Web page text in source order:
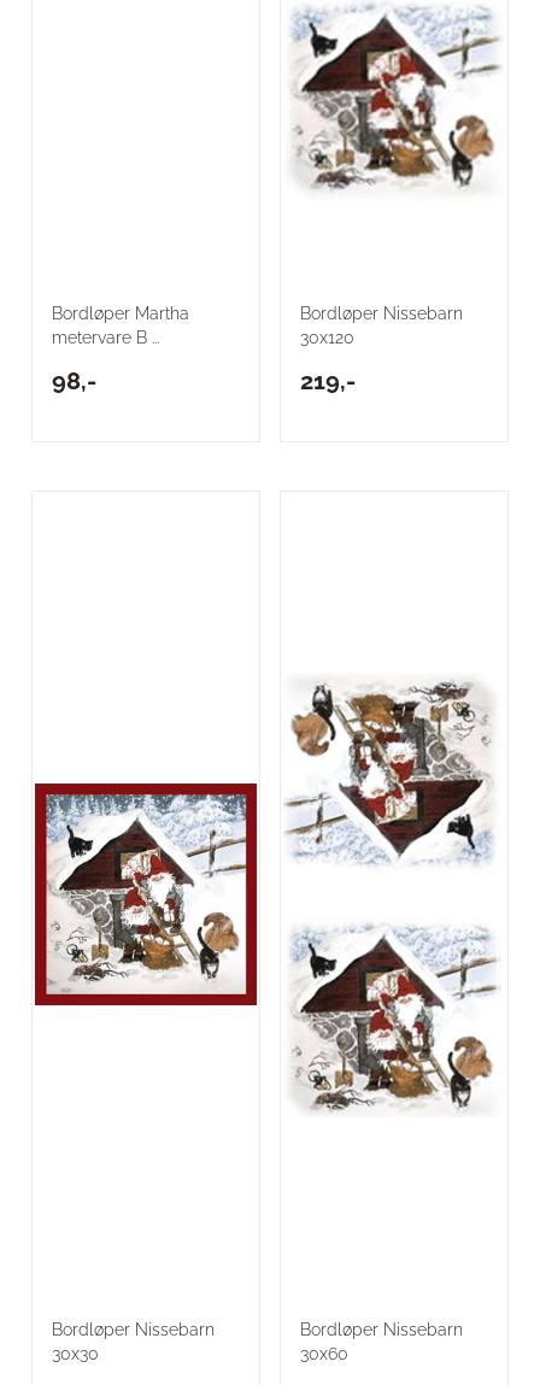
Bordløper Martha
metervare B ...
98,-
Bordløper Nissebarn
30x120
219,-
Bordløper Nissebarn
30x30
Bordløper Nissebarn
30x60